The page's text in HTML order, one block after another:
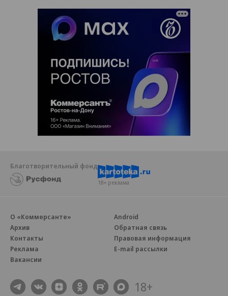
Благотворительный фонд
18+ реклама
О «Коммерсанте»
Архив
Контакты
Реклама
Вакансии
Android
Обратная связь
Правовая информация
E-mail рассылки
18+